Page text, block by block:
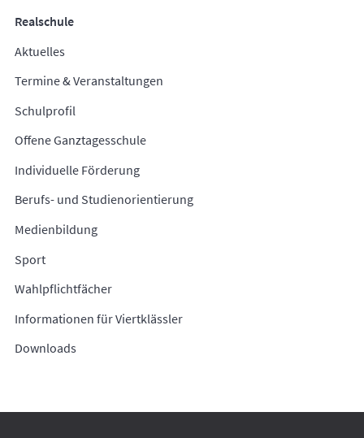
Realschule
Aktuelles
Termine & Veranstaltungen
Schulprofil
Offene Ganztagesschule
Individuelle Förderung
Berufs- und Studienorientierung
Medienbildung
Sport
Wahlpflichtfächer
Informationen für Viertklässler
Downloads